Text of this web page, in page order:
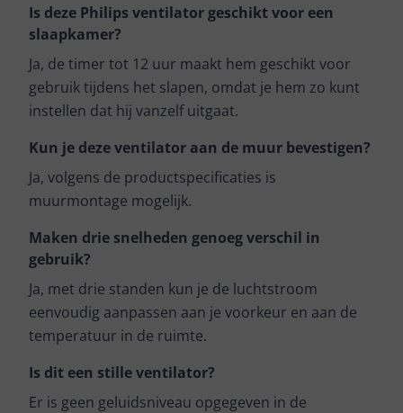
Is deze Philips ventilator geschikt voor een
slaapkamer?
Ja, de timer tot 12 uur maakt hem geschikt voor
gebruik tijdens het slapen, omdat je hem zo kunt
instellen dat hij vanzelf uitgaat.
Kun je deze ventilator aan de muur bevestigen?
Ja, volgens de productspecificaties is
muurmontage mogelijk.
Maken drie snelheden genoeg verschil in
gebruik?
Ja, met drie standen kun je de luchtstroom
eenvoudig aanpassen aan je voorkeur en aan de
temperatuur in de ruimte.
Is dit een stille ventilator?
Er is geen geluidsniveau opgegeven in de